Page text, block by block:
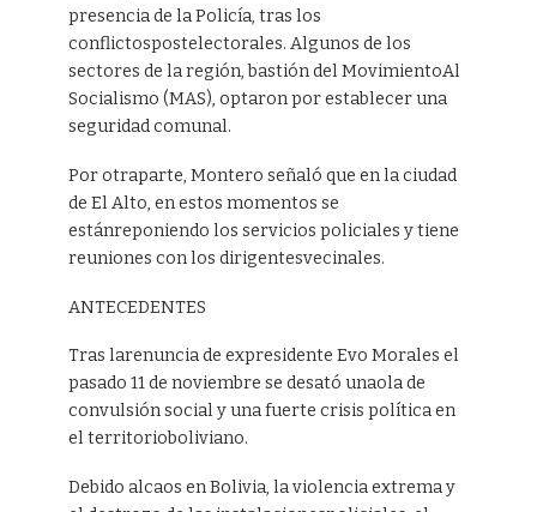
presencia de la Policía, tras los
conflictospostelectorales. Algunos de los
sectores de la región, bastión del MovimientoAl
Socialismo (MAS), optaron por establecer una
seguridad comunal.
Por otraparte, Montero señaló que en la ciudad
de El Alto, en estos momentos se
estánreponiendo los servicios policiales y tiene
reuniones con los dirigentesvecinales.
ANTECEDENTES
Tras larenuncia de expresidente Evo Morales el
pasado 11 de noviembre se desató unaola de
convulsión social y una fuerte crisis política en
el territorioboliviano.
Debido alcaos en Bolivia, la violencia extrema y